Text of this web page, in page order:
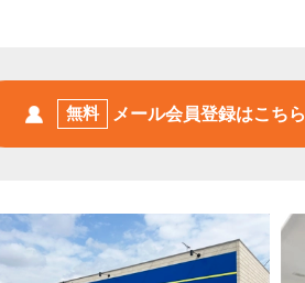
無料 メール会員登録はこちら